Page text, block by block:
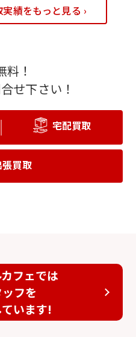
績をもっと見る ›
料！
せ下さい！
宅配買取
張買取
フェでは
フを
います!